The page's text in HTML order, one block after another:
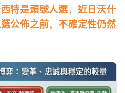
特是頭號人選，近日沃什
公佈之前，不確定性仍然